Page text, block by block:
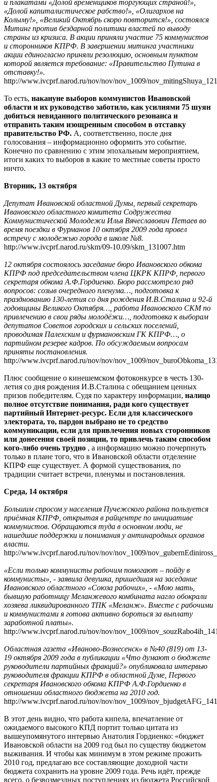
и плакатами «Долой временщиков торгующих страной!»,
«Долой капиталистическое рабство!», «Олигархов на
Колыму!», «Великий Октябрь скоро повторится!», состоялся
Митинг против бездарной политики властей по выводу
страны из кризиса. В акции приняли участие 75 коммунистов
и сторонников КПРФ. В завершении митинга участники
акции единогласно приняли резолюцию, основным пунктом
которой является требование: «Правительство Путина в
отставку!».
http://www.ivcprf.narod.ru/nov/nov/nov_1009/
То есть, накануне выборов коммунистов Ивановской
области и их руководство заботило, как усилиями 75 шуян
добиться невиданного политического резонанса и
отправить таким изощренным способом в отставку
правительство РФ. А, соответственно, после дня
голосования – информационно оформить это событие.
Конечно по сравнению с этим эпохальным мероприятием,
итоги каких то выборов в какие то местные советы просто
ничто.
Вторник, 13 октября
Депутат Ивановской областной Думы, первый секретарь
Ивановского областного комитета Содружества
Коммунистической Молодежи Илья Вячеславович Петаев во
время поездки в Фурманов 10 октября 2009 года провел
встречу с молодежью города в школе №8.
http://www.ivcprf.narod.ru/skm/09-10.09/skm_131007.htm
12 октября состоялось заседание бюро Ивановского обкома
КПРФ под председательством члена ЦКРК КПРФ, первого
секретаря обкома А.Ф.Гордиенко. Бюро рассмотрело ряд
вопросов: созыв очередного пленума…, подготовка к
празднованию 130-летия со дня рождения И.В.Сталина и 92-й
годовщины Великого Октября…, работа Ивановского СКМ по
привлечению в свои ряды молодёжи…, подготовка к выборам
депутатов Советов городских и сельских поселений,
проводимая Палехским и фурмановским ГК КПРФ…, о
партийном резерве кадров. По обсуждаемым вопросам
приняты постановления.
http://www.ivcprf.narod.ru/nov/nov/nov_1009/
Плюс сообщение о кинешемском фотоконкурсе в честь 130-
летия со дня рождения И.В.Сталина с обещанием ценных
призов победителям. Судя по характеру информации, налицо
полное отсутствие понимания, ради кого существует
партийный Интернет-ресурс. Если для классического
электората, то, пардон выбрано не то средство
коммуникации, если для привлечения новых сторонников
или донесения своей позиции, то привлечь таким способом
кого-либо очень трудно , а информацию можно почерпнуть
только в плане того, что в Ивановской области отделение
КПРФ еще существует. А формой существования, по
традиции считает встречи, пленумы и постановления.
Среда, 14 октября
Большим спросом у населения Пучежского района пользуется
приёмная КПРФ, открытая в райцентре по инициативе
коммунистов. Обращаются туда в основном люди, не
нашедшие поддержки и понимания у антинародных органов
власти.
http://www.ivcprf.narod.ru/nov/nov/nov_1009/
«Если только коммунисты рабочим помогают – пойду в
коммунисты», - заявила девушка, пришедшая на заседание
Ивановского областного «Союза рабочих», - «Мою мать,
бывшую работницу Меланжевого комбината нагло обокрали
хозяева ликвидированного ТПК «Меланж». Вместе с рабочими
и коммунистами я готова активно бороться за выплату
заработной платы».
http://www.ivcprf.narod.ru/nov/nov/nov_1009/
Областная газета «Иваново-Вознесенск» в №40 (819) от 13-
19 октября 2009 года в публикации «Что думают о бюджете
руководители партийных фракций?» опубликовала интервью
руководителя фракции КПРФ в областной Думе, Первого
секретаря Ивановского обкома КПРФ А.Ф.Гордиенко в
отношении областного бюджета на 2010 год.
http://www.ivcprf.narod.ru/nov/nov/nov_1009/
В этот день видно, что работа кипела, впечатление от
ожидаемого высокого КПД портит только цитата из
вышеупомянутого интервью Анатолия Гордиенко: «бюджет
Ивановской области на 2009 год был по существу бюджетом
выживания. И чтобы как минимум в этом режиме прожить
2010 год, предлагаю все составляющие доходной части
бюджета сохранить на уровне 2009 года. Речь идёт, прежде
всего, о безвозмездных поступлениях из бюджета Российской